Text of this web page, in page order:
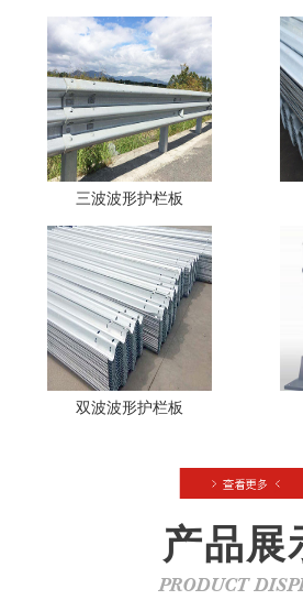
三波波形护栏板
双波波形护栏板
产品展
PRODUCT